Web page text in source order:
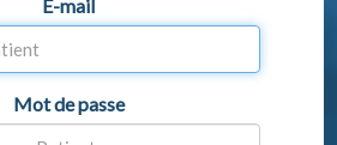
E-mail
Mot de passe